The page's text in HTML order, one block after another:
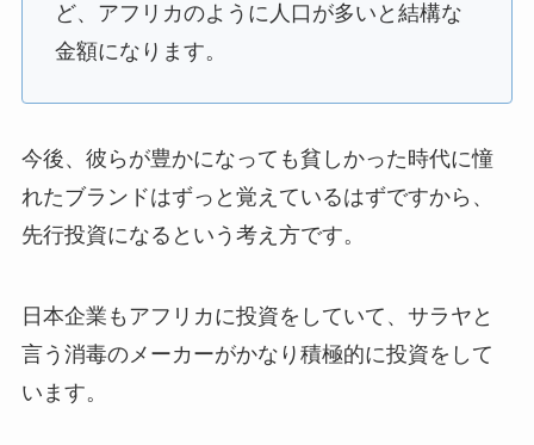
ど、アフリカのように人口が多いと結構な
金額になります。
今後、彼らが豊かになっても貧しかった時代に憧
れたブランドはずっと覚えているはずですから、
先行投資になるという考え方です。
日本企業もアフリカに投資をしていて、サラヤと
言う消毒のメーカーがかなり積極的に投資をして
います。